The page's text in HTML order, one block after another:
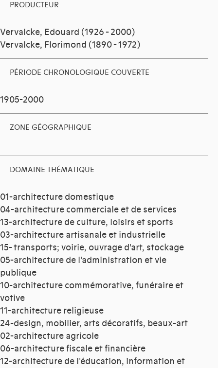
PRODUCTEUR
Vervalcke, Edouard (1926 - 2000)
Vervalcke, Florimond (1890 - 1972)
PÉRIODE CHRONOLOGIQUE COUVERTE
1905-2000
ZONE GÉOGRAPHIQUE
DOMAINE THÉMATIQUE
01-architecture domestique
04-architecture commerciale et de services
13-architecture de culture, loisirs et sports
03-architecture artisanale et industrielle
15- transports; voirie, ouvrage d'art, stockage
05-architecture de l'administration et vie
publique
10-architecture commémorative, funéraire et
votive
11-architecture religieuse
24-design, mobilier, arts décoratifs, beaux-art
02-architecture agricole
06-architecture fiscale et financière
12-architecture de l'éducation, information et